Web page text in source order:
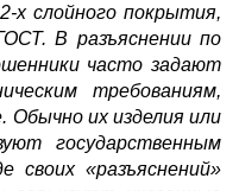
х слойного покрытия,
В разъяснении по
часто задают
требованиям,
Обычно их изделия или
государственным
«разъяснений»